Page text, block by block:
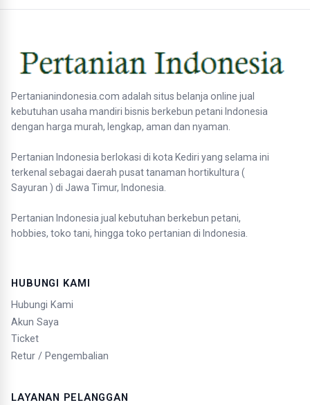
Pertanianindonesia.com adalah situs belanja online jual
kebutuhan usaha mandiri bisnis berkebun petani Indonesia
dengan harga murah, lengkap, aman dan nyaman.
Pertanian Indonesia berlokasi di kota Kediri yang selama ini
terkenal sebagai daerah pusat tanaman hortikultura (
Sayuran ) di Jawa Timur, Indonesia.
Pertanian Indonesia jual kebutuhan berkebun petani,
hobbies, toko tani, hingga toko pertanian di Indonesia.
HUBUNGI KAMI
Hubungi Kami
Akun Saya
Ticket
Retur / Pengembalian
LAYANAN PELANGGAN